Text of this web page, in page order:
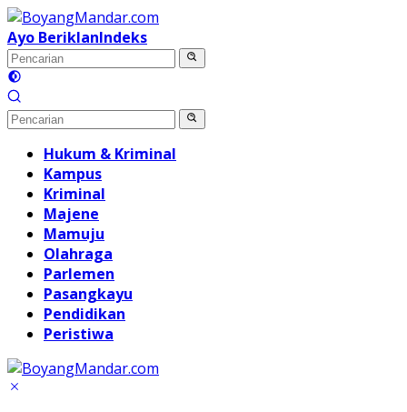
Langsung
ke
konten
Ayo BeriklanIndeks
Hukum & Kriminal
Kampus
Kriminal
Majene
Mamuju
Olahraga
Parlemen
Pasangkayu
Pendidikan
Peristiwa